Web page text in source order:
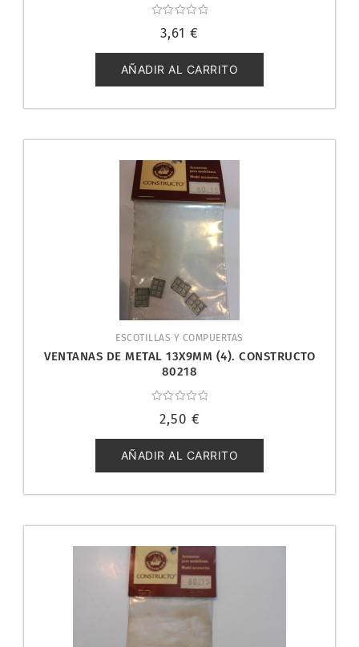
con
de
5
3,61 €
AÑADIR AL CARRITO
ESCOTILLAS Y COMPUERTAS
VENTANAS DE METAL 13X9MM (4). CONSTRUCTO
80218
con
de
5
2,50 €
AÑADIR AL CARRITO